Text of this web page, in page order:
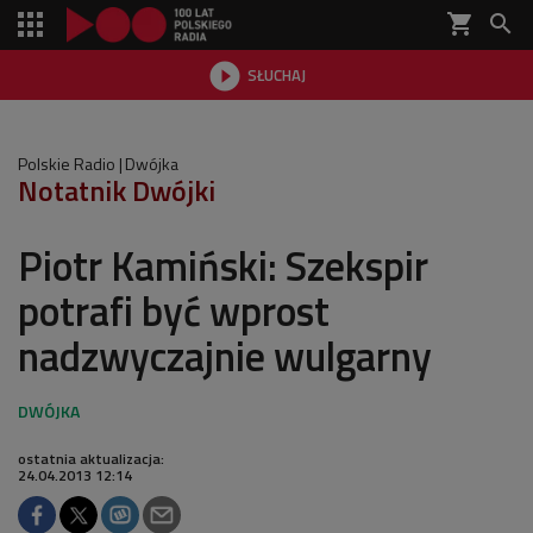
shopping_cart 
 SŁUCHAJ

Polskie Radio Dwójka
Notatnik Dwójki
Piotr Kamiński: Szekspir
potrafi być wprost
nadzwyczajnie wulgarny
ostatnia aktualizacja:
24.04.2013 12:14